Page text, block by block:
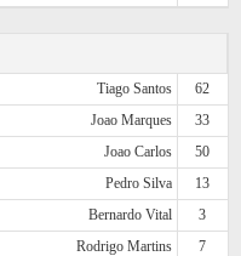
Tiago Santos
62
Joao Marques
33
Joao Carlos
50
Pedro Silva
13
Bernardo Vital
3
Rodrigo Martins
7